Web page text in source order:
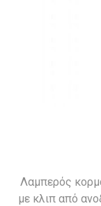
Λαμπερός
με κλιπ από